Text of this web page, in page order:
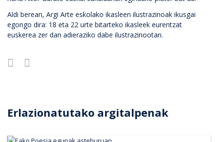
Aldi berean, Argi Arte eskolako ikasleen ilustrazinoak ikusgai
egongo dira: 18 eta 22 urte bitarteko ikasleek eurentzat
euskerea zer dan adieraziko dabe ilustrazinootan.
Erlazionatutako argitalpenak